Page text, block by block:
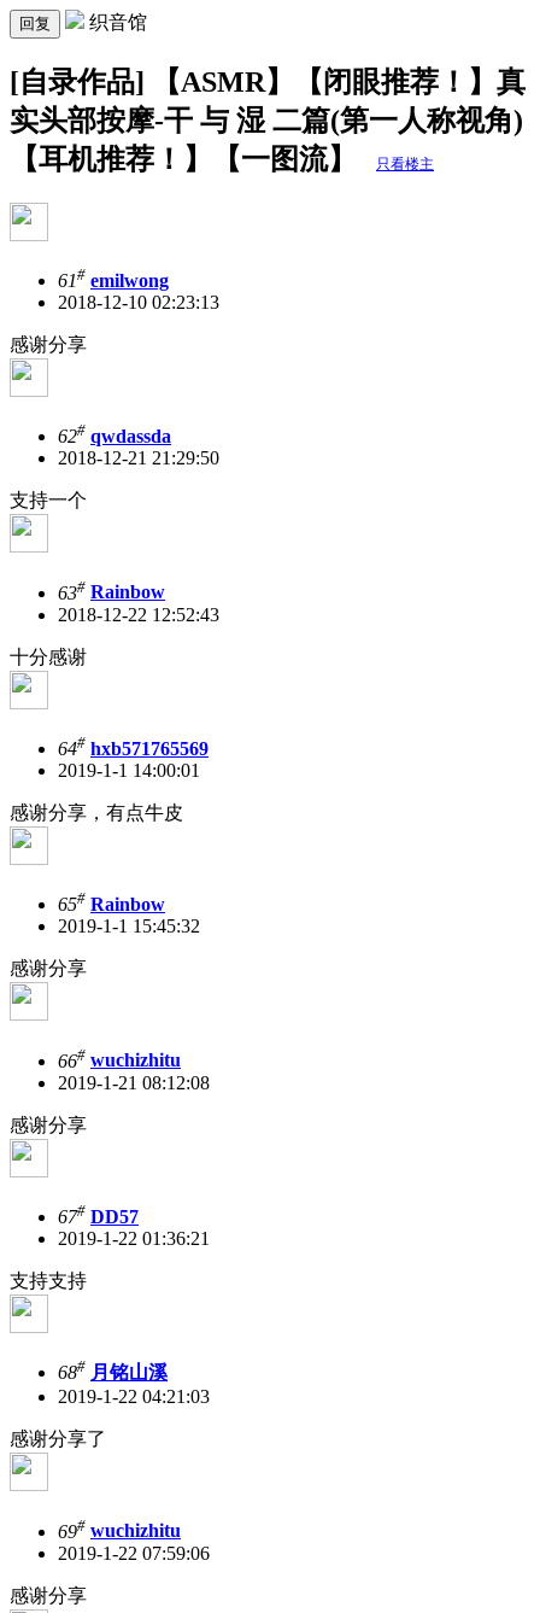
回复 织音馆
[自录作品] 【ASMR】【闭眼推荐！】真
实头部按摩-干 与 湿 二篇(第一人称视角)
【耳机推荐！】【一图流】
只看楼主
61# emilwong
2018-12-10 02:23:13
感谢分享
62# qwdassda
2018-12-21 21:29:50
支持一个
63# Rainbow
2018-12-22 12:52:43
十分感谢
64# hxb571765569
2019-1-1 14:00:01
感谢分享，有点牛皮
65# Rainbow
2019-1-1 15:45:32
感谢分享
66# wuchizhitu
2019-1-21 08:12:08
感谢分享
67# DD57
2019-1-22 01:36:21
支持支持
68# 月铭山溪
2019-1-22 04:21:03
感谢分享了
69# wuchizhitu
2019-1-22 07:59:06
感谢分享